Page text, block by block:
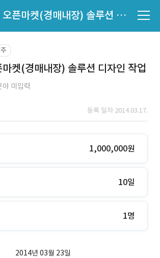
CGIMall 오픈마켓(경매내장) 솔루션 디자인 작업
켓(경매내장) 솔루션 디자인 작업
야 미입력
등록 일자 2014.03.17.
1,000,000원
10일
1명
2014년 03월 23일